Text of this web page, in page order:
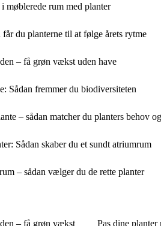
møblerede rum med planter
du planterne til at følge årets rytme
– få grøn vækst uden have
Sådan fremmer du biodiversiteten
– sådan matcher du planters behov
Sådan skaber du et sundt atriumrum
– sådan vælger du de rette planter
– få grøn vækst
Pas dine planter